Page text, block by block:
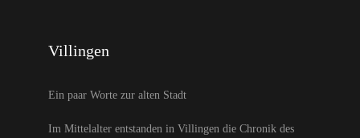
Villingen
Ein paar Worte zur alten Stadt
Im Mittelalter entstanden in Villingen die Chronik des